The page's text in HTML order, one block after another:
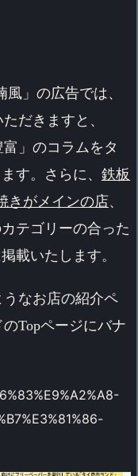
」の広告では、
だきますと、
富」のコラムをタ
す。さらに、 鉄板
きがメインの店、
テゴリーの合った
載いたします。
なお店の紹介ペ
Topページにバナ